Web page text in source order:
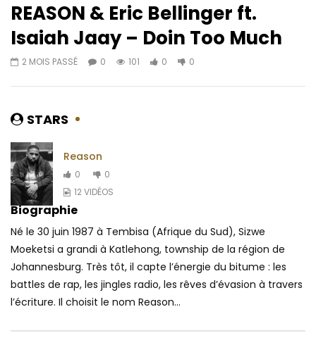
Regarder Plus Tard
02:49
Ndem
0
511
04:00
Dysfunctional
REASON & Eric Bellinger ft.
Isaiah Jaay – Doin Too Much
2 MOIS PASSÉ 0 101 0 0
STARS
Reason
0
0
12 VIDÉOS
Biographie
Né le 30 juin 1987 à Tembisa (Afrique du Sud), Sizwe
Moeketsi a grandi à Katlehong, township de la région de
Johannesburg. Très tôt, il capte l’énergie du bitume : les
battles de rap, les jingles radio, les rêves d’évasion à travers
l’écriture. Il choisit le nom Reason...